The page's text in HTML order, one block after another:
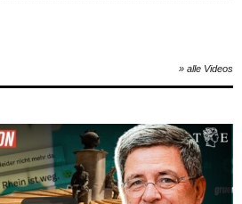
» alle Videos